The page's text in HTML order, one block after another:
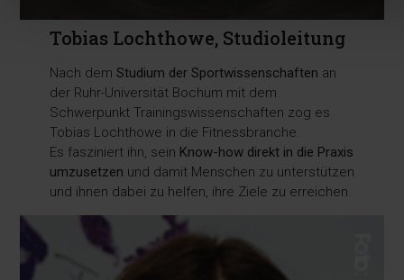
Tobias Lochthowe, Studioleitung
Nach dem Studium der Sportwissenschaften an
der Ruhr-Universität Bochum mit dem
Schwerpunkt Trainingswissenschaften zog es
Tobias Lochthowe in die Fitnessbranche.
Es fasziniert ihn, sein Know-how direkt in die Praxis
umzusetzen und damit Menschen zu unterstützen
und ihnen dabei zu helfen, ihre Ziele zu erreichen.